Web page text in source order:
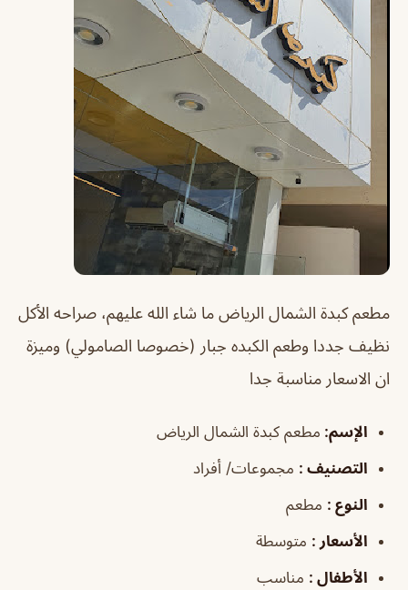
مطعم كبدة الشمال الرياض ما شاء الله عليهم، صراحه الأكل
نظيف جددا وطعم الكبده جبار (خصوصا الصامولي) وميزة
ان الاسعار مناسبة جدا
الإسم: مطعم كبدة الشمال الرياض
التصنيف : مجموعات/ أفراد
النوع : مطعم
الأسعار : متوسطة
الأطفال : مناسب